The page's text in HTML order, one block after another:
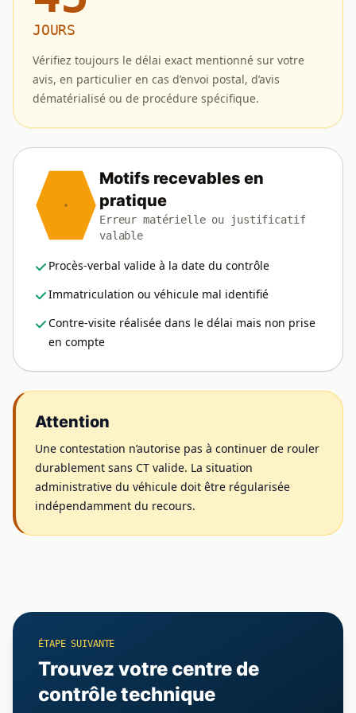
JOURS
Vérifiez toujours le délai exact mentionné sur votre
avis, en particulier en cas d’envoi postal, d’avis
dématérialisé ou de procédure spécifique.
Motifs recevables en
pratique
Erreur matérielle ou justificatif
valable
Procès-verbal valide à la date du contrôle
Immatriculation ou véhicule mal identifié
Contre-visite réalisée dans le délai mais non prise
en compte
Attention
Une contestation n’autorise pas à continuer de rouler
durablement sans CT valide. La situation
administrative du véhicule doit être régularisée
indépendamment du recours.
ÉTAPE SUIVANTE
Trouvez votre centre de
contrôle technique